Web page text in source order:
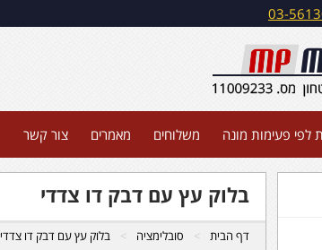
03-
לפי פעימות מונה משלוחים מאמרים צור קשר
בלוק עץ עם דבק דו צדדי
דף הבית סובלימציה בלוק עץ עם דבק דו צדדי